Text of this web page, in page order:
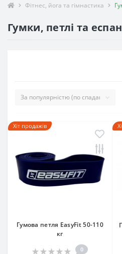
Фітнес, йога та гімнастика
Гумки, петлі та
Хіт продажів
Гумова петля EasyFit 50-110
кг
0